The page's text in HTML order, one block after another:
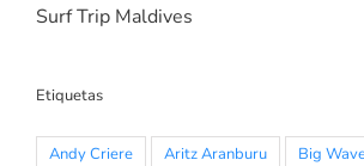
Surf Trip Maldives
Etiquetas
Andy Criere Aritz Aranburu
Big